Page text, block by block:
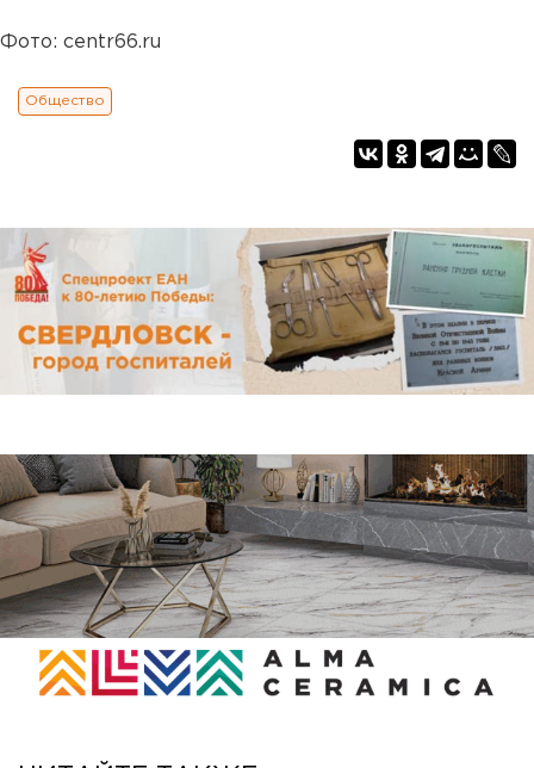
Фото: centr66.ru
Общество